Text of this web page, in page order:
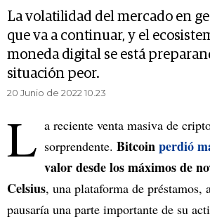
La volatilidad del mercado en
que va a continuar, y el
moneda digital se está
situación peor.
20 Junio de 2022 10.23
L a reciente venta masiva de
sorprendente. Bitcoinperdió
valor desde los máximos de
Celsius, una plataforma de préstamos,
pausaría una parte importante de su